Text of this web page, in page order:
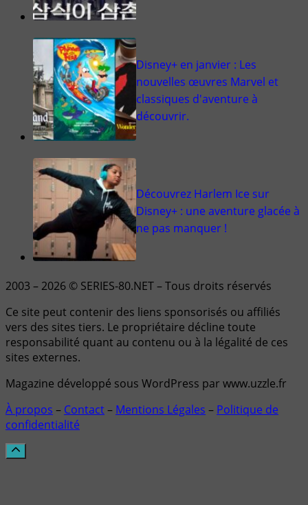
Disney+ en janvier : Les
nouvelles œuvres Marvel et
classiques d'aventure à
découvrir.
Découvrez Harlem Ice sur
Disney+ : une aventure glacée à
ne pas manquer !
2003 – 2026 © SERIES-80.NET – Tous droits réservés
Ce site peut contenir des liens sponsorisés ou affiliés
vers des sites tiers. Le propriétaire décline toute
responsabilité quant au contenu ou à la légalité de ces
sites externes.
Magazine développé sous WordPress par www.uzzle.fr
À propos – Contact– Mentions Légales – Politique de
confidentialité